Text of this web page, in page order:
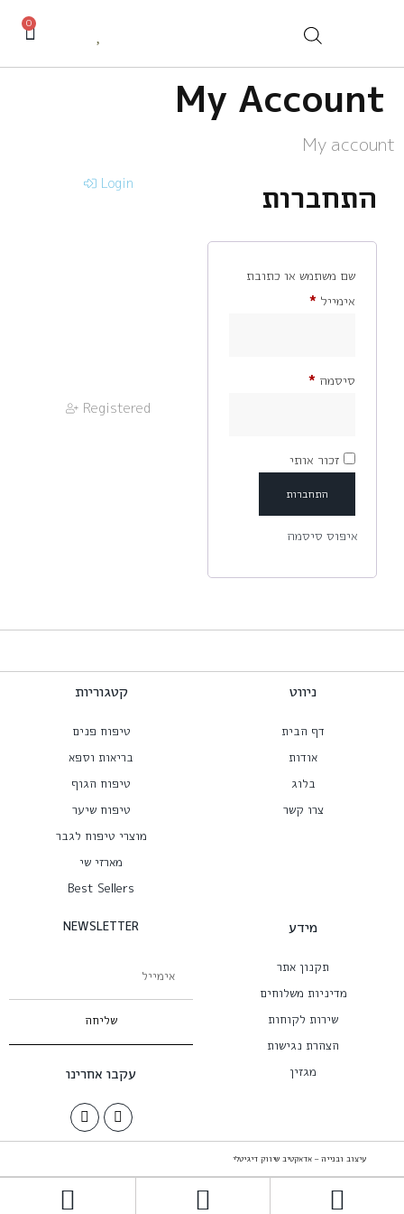
0
My Account
My account
Login
Registered
התחברות
שם משתמש או כתובת
אימייל *
סיסמה *
זכור אותי
התחברות
איפוס סיסמה
ניווט
דף הבית
אודות
בלוג
צרו קשר
קטגוריות
טיפוח פנים
בריאות וספא
טיפוח הגוף
טיפוח שיער
מוצרי טיפוח לגבר
מארזי שי
Best Sellers
מידע
תקנון אתר
מדיניות משלוחים
שירות לקוחות
הצהרת נגישות
מגזין
NEWSLETTER
שליחה
עקבו אחרינו
עיצוב ובנייה – אדאקטיב שיווק דיגיטלי